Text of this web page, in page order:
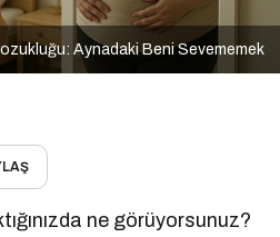
Aynadaki Beni Sevememek
ne görüyorsunuz?